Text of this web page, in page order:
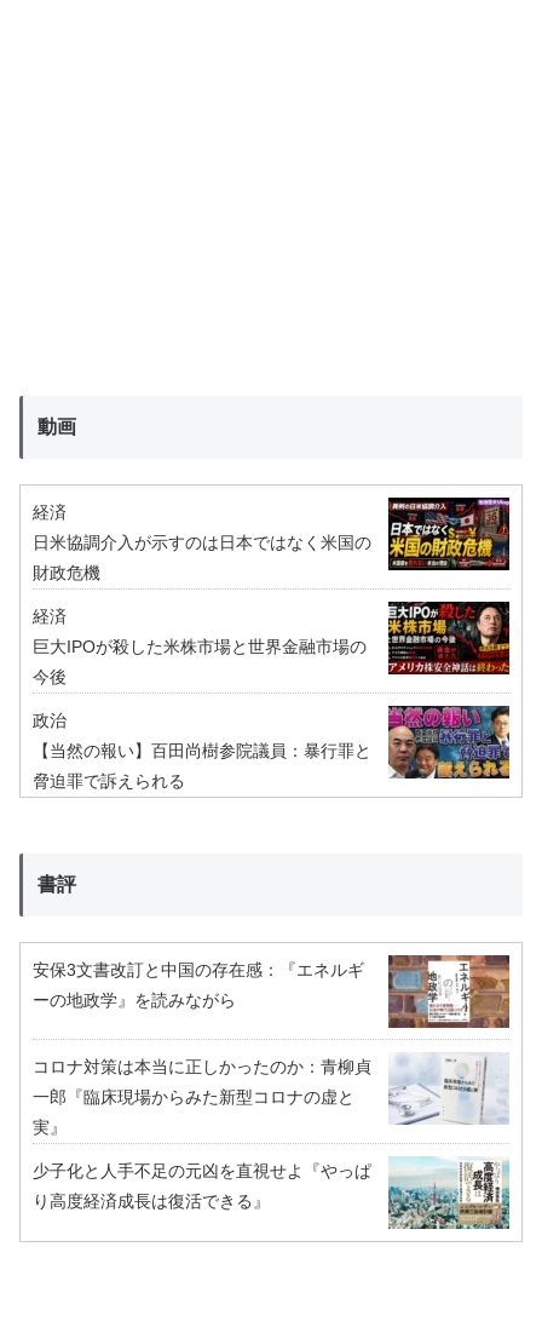
動画
経済
日米協調介入が示すのは日本ではなく米国の
財政危機
経済
巨大IPOが殺した米株市場と世界金融市場の
今後
政治
【当然の報い】百田尚樹参院議員：暴行罪と
脅迫罪で訴えられる
書評
安保3文書改訂と中国の存在感：『エネルギ
ーの地政学』を読みながら
コロナ対策は本当に正しかったのか：青柳貞
一郎『臨床現場からみた新型コロナの虚と
実』
少子化と人手不足の元凶を直視せよ『やっぱ
り高度経済成長は復活できる』